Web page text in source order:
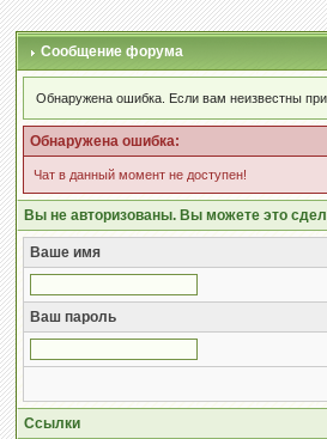
Сообщение форума
Обнаружена ошибка. Если вам неизвестны
Обнаружена ошибка:
Чат в данный момент не доступен!
Вы не авторизованы. Вы можете это
Ваше имя
Ваш пароль
Ссылки